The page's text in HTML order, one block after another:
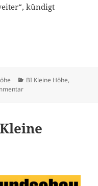
kündigt
Kategorien
BI Kleine Höhe,
zu Aufräumaktion der BI